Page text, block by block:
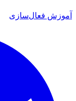
فعال‌سازی